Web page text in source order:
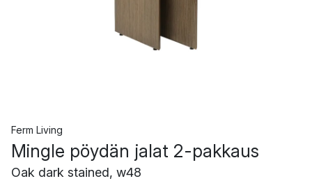
Ferm Living
Mingle pöydän jalat 2-pakkaus
Oak dark stained, w48